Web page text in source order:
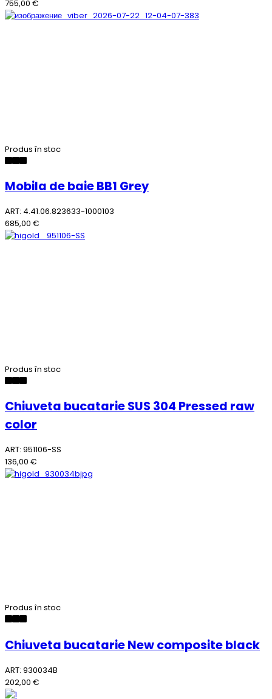
755,00 €
Produs în stoc
Mobila de baie BB1 Grey
ART: 4.41.06.823633-1000103
685,00 €
Produs în stoc
Chiuveta bucatarie SUS 304 Pressed raw
color
ART: 951106-SS
136,00 €
Produs în stoc
Chiuveta bucatarie New composite black
ART: 930034B
202,00 €